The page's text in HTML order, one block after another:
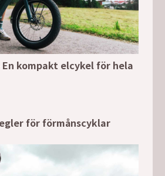
kompakt elcykel för hela
för förmånscyklar